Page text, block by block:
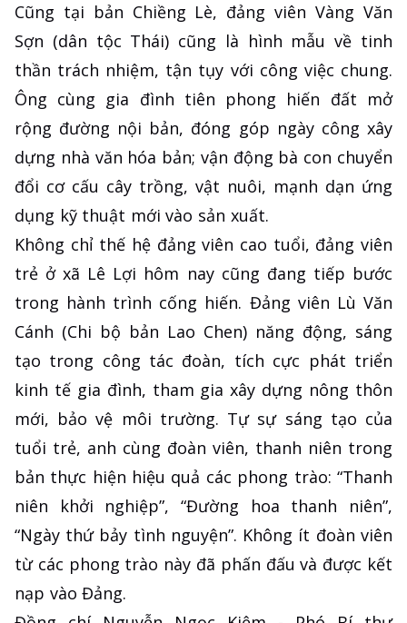
Cũng tại bản Chiềng Lè, đảng viên Vàng Văn
Sợn (dân tộc Thái) cũng là hình mẫu về tinh
thần trách nhiệm, tận tụy với công việc chung.
Ông cùng gia đình tiên phong hiến đất mở
rộng đường nội bản, đóng góp ngày công xây
dựng nhà văn hóa bản; vận động bà con chuyển
đổi cơ cấu cây trồng, vật nuôi, mạnh dạn ứng
dụng kỹ thuật mới vào sản xuất.
Không chỉ thế hệ đảng viên cao tuổi, đảng viên
trẻ ở xã Lê Lợi hôm nay cũng đang tiếp bước
trong hành trình cống hiến. Đảng viên Lù Văn
Cánh (Chi bộ bản Lao Chen) năng động, sáng
tạo trong công tác đoàn, tích cực phát triển
kinh tế gia đình, tham gia xây dựng nông thôn
mới, bảo vệ môi trường. Tự sự sáng tạo của
tuổi trẻ, anh cùng đoàn viên, thanh niên trong
bản thực hiện hiệu quả các phong trào: “Thanh
niên khởi nghiệp”, “Đường hoa thanh niên”,
“Ngày thứ bảy tình nguyện”. Không ít đoàn viên
từ các phong trào này đã phấn đấu và được kết
nạp vào Đảng.